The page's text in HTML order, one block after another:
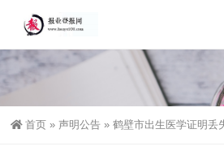
首页 » 声明公告 » 鹤壁市出生医学证明丢